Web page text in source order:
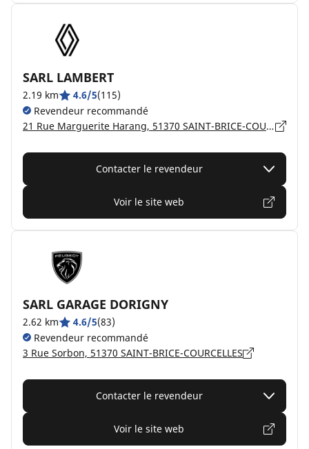
SARL LAMBERT
2.19 km 4.6/5(115)
Revendeur recommandé
21 Rue Marguerite Harang, 51370 SAINT-BRICE-COURCELLES
Contacter le revendeur
Voir le site web
SARL GARAGE DORIGNY
2.62 km 4.6/5(83)
Revendeur recommandé
3 Rue Sorbon, 51370 SAINT-BRICE-COURCELLES
Contacter le revendeur
Voir le site web